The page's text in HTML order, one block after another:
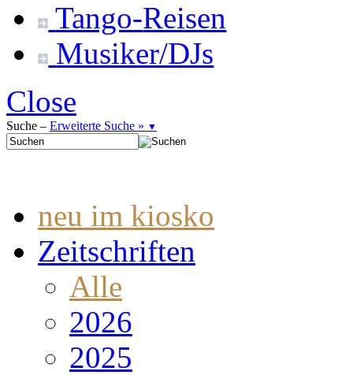
Tango-Reisen
Musiker/DJs
Close
Suche – Erweiterte Suche » ▼
neu im kiosko
Zeitschriften
Alle
2026
2025